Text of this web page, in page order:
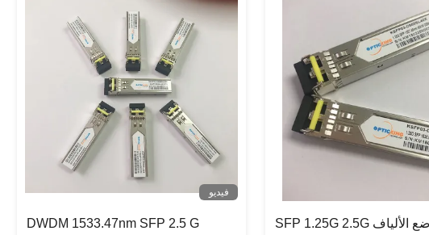
فيديو
DWDM 1533.47nm SFP 2.5 G
SFP 1.25G 2.5G أحادية الوضع الألياف